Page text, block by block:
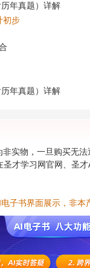
年真题）详解
初步
年真题）详解
实物，一旦购买无法
圣才学习网官网、圣
子书界面展示，非本